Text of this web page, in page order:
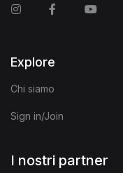
InstagramFacebookYou
Explore
Chi siamo
Sign in/Join
I nostri partner